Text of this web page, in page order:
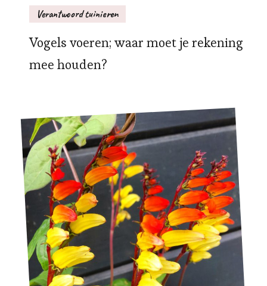
Verantwoord tuinieren
Vogels voeren; waar moet je rekening
mee houden?